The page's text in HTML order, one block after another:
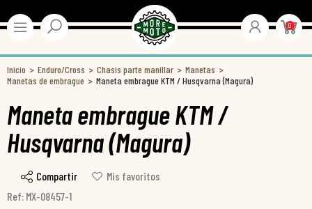
0
Inicio Enduro/Cross Chasis parte manillar
Manetas
Manetas de embrague
Maneta embrague KTM / Husqvarna (Magura)
Maneta embrague KTM /
Husqvarna (Magura)
Compartir
Mis favoritos
Ref: MX-08457-1